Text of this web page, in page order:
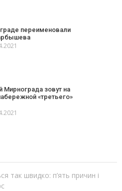
переименовали
Мирнограда зовут на
«третьего»
так швидко: п’ять причин і